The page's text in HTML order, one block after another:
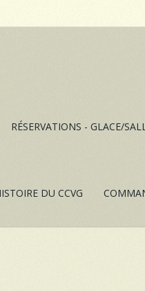
RÉSERVATIONS - GLACE/
DU CCVG